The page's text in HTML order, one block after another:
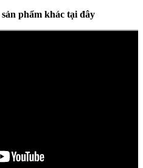
phẩm khác tại đây